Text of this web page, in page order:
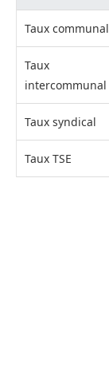
Taux communal
Taux
intercommunal
Taux syndical
Taux TSE